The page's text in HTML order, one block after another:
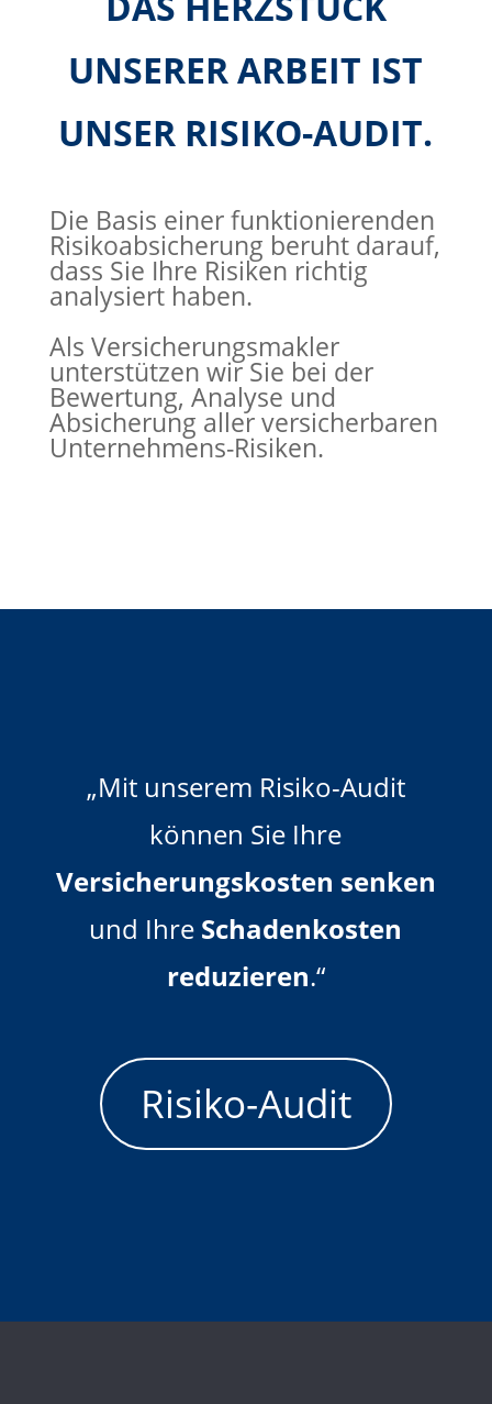
UNSERER ARBEIT IST
UNSER RISIKO-AUDIT.
Die Basis einer funktionierenden
Risikoabsicherung beruht darauf,
dass Sie Ihre Risiken richtig
analysiert haben.
Als Versicherungsmakler
unterstützen wir Sie bei der
Bewertung, Analyse und
Absicherung aller versicherbaren
Unternehmens-Risiken.
„Mit unserem Risiko-Audit
können Sie Ihre
Versicherungskosten senken
und Ihre Schadenkosten
reduzieren.“
Risiko-Audit